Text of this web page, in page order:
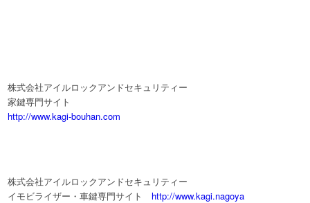
株式会社アイルロックアンドセキュリティー
家鍵専門サイト
http://www.kagi-bouhan.com
株式会社アイルロックアンドセキュリティー
イモビライザー・車鍵専門サイト http://www.kagi.nagoya